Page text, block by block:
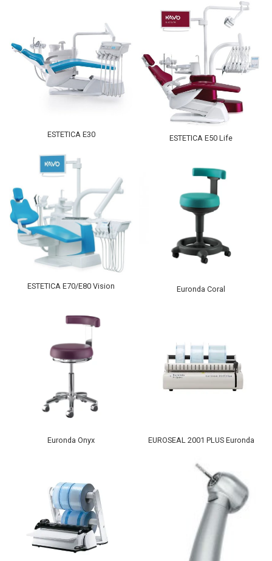
ESTETICA E30 ESTETICA E50 Life
ESTETICA E70/E80 Vision Euronda Coral
Euronda Onyx EUROSEAL 2001 PLUS Euronda